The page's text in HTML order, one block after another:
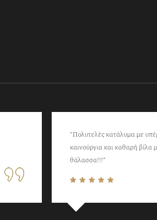
“Πολυτελές κατάλυμα με
καινούργια και καθαρή
θάλασσα!!!”